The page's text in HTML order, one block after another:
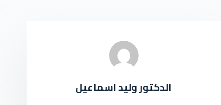
الدكتور وليد اسماعيل